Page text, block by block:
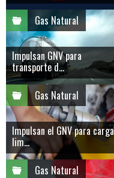
Gas Natural
Impulsan GNV para
transporte d...
Gas Natural
Impulsan el GNV para carga
lim...
Gas Natural